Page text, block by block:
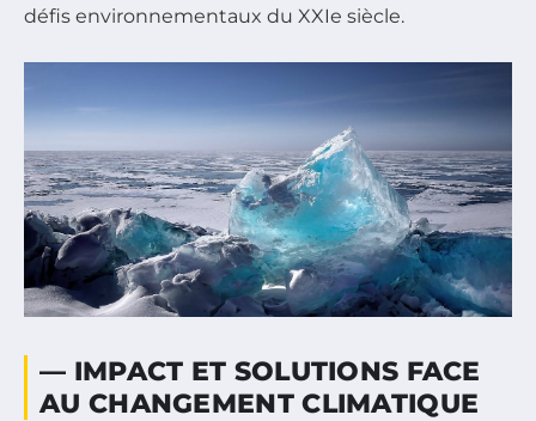
défis environnementaux du XXIe siècle.
— IMPACT ET SOLUTIONS FACE
AU CHANGEMENT CLIMATIQUE